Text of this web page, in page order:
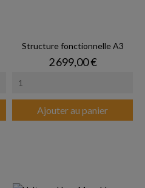
Structure fonctionnelle A3
Prix
2 699,00 €
Ajouter au panier